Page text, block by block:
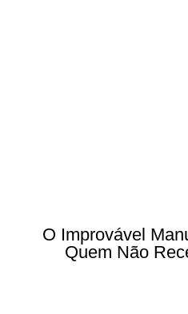
O Improvável
Quem Não